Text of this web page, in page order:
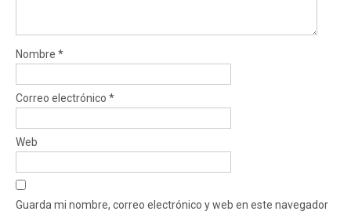
Nombre *
Correo electrónico *
Web
Guarda mi nombre, correo electrónico y web en este navegador